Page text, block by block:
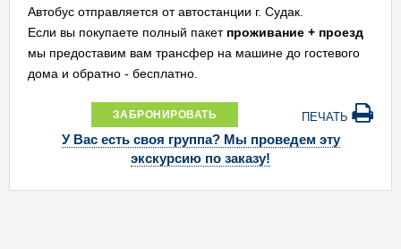
Автобус отправляется от автостанции г. Судак.
Если вы покупаете полный пакет проживание + проезд
мы предоставим вам трансфер на машине до гостевого
дома и обратно - бесплатно.
ЗАБРОНИРОВАТЬ ПЕЧАТЬ
У Вас есть своя группа? Мы проведем эту
экскурсию по заказу!